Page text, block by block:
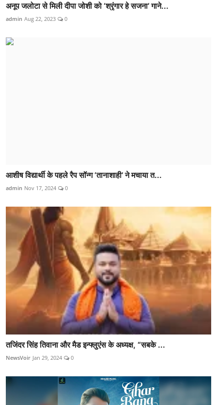
अनूप जलोटा से मिली दीपा जोशी को ‘श्रृंगार हे सजना’ गाने...
admin Aug 22, 2023 0
आशीष विद्यार्थी के पहले रैप सॉन्ग ‘तानाशाही’ ने मचाया त...
admin Nov 17, 2024 0
तजिंदर सिंह तिवाना और मैड इन्फ्लुएंस के अध्यक्ष, “सबके ...
NewsVoir Jan 29, 2024 0